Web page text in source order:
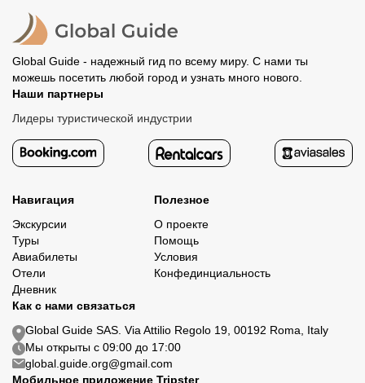
Global Guide - надежный гид по всему миру. С нами ты
можешь посетить любой город и узнать много нового.
Наши партнеры
Лидеры туристической индустрии
Навигация
Экскурсии
Туры
Авиабилеты
Отели
Дневник
Полезное
О проекте
Помощь
Условия
Конфединциальность
Как с нами связаться
Global Guide SAS. Via Attilio Regolo 19, 00192 Roma, Italy
Мы открыты с 09:00 до 17:00
global.guide.org@gmail.com
Мобильное приложение Tripster